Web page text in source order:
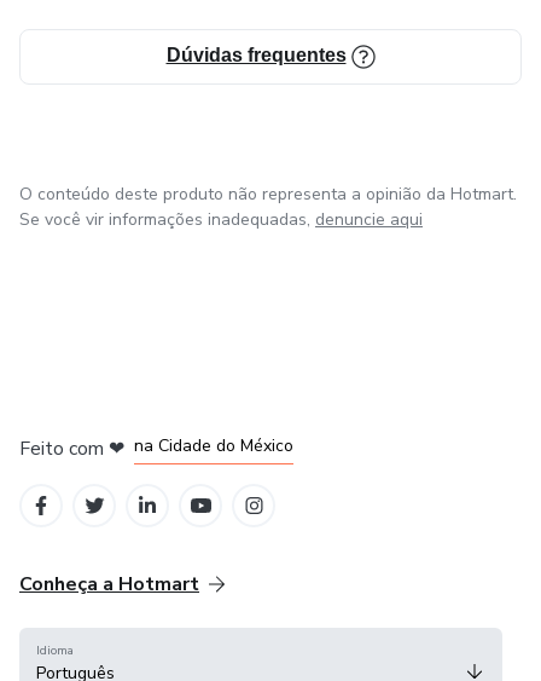
Dúvidas frequentes
O conteúdo deste produto não representa a opinião da Hotmart.
Se você vir informações inadequadas, denuncie aqui
Feito com ❤ na Cidade do México
Conheça a Hotmart
Idioma
Português